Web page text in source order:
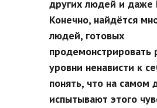
других людей и даже
Конечно, найдётся
людей, готовых
продемонстрировать
уровни ненависти к
понять, что на самом
испытывают этого